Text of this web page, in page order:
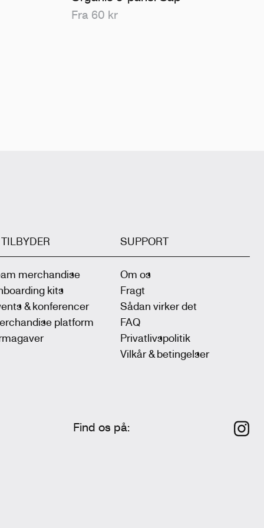
Fra 60 kr
merchandise
kits
& konferencer
platform
SUPPORT
Om os
Fragt
Sådan virker det
FAQ
Privatlivspolitik
Vilkår & betingelser
Find os på: